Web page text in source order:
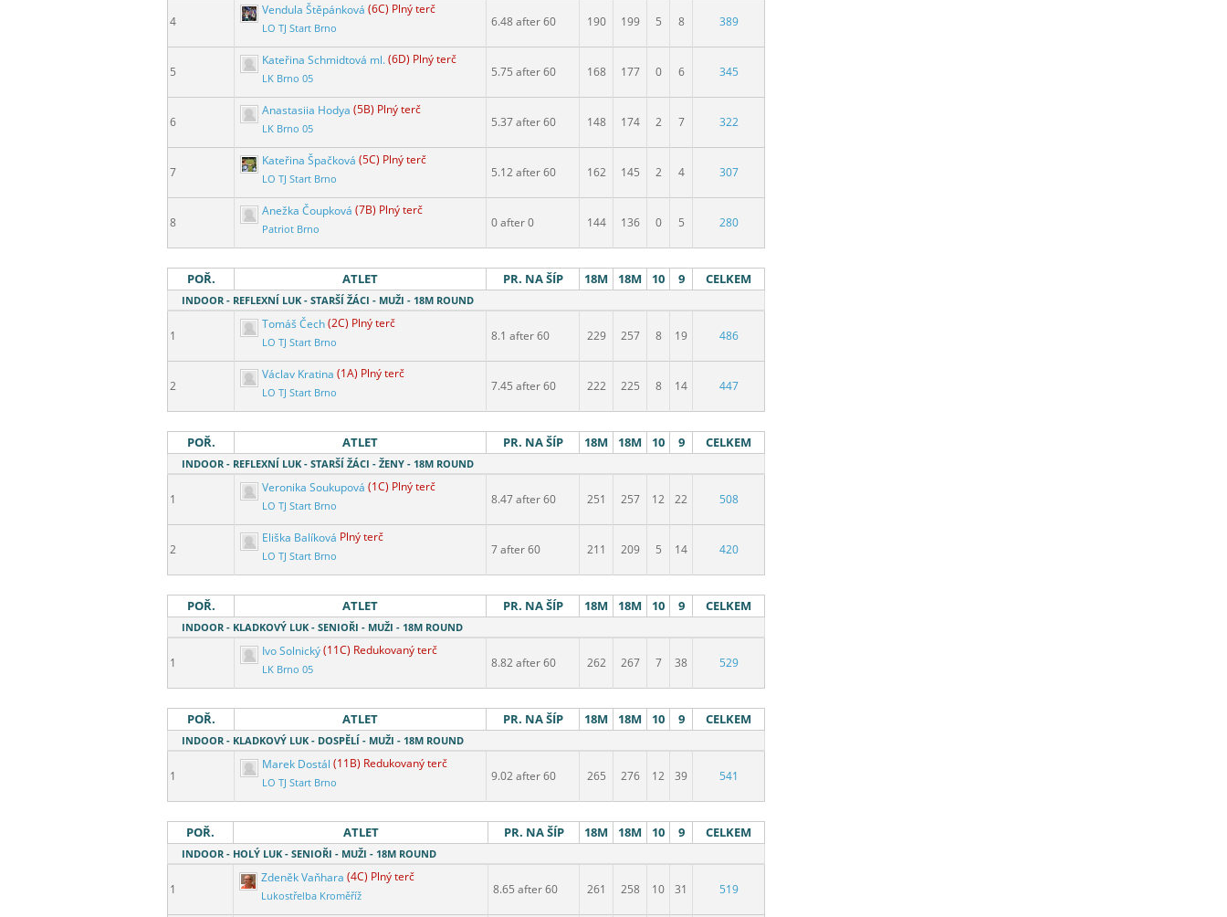
4
Vendula Štěpánková (6C) Plný terč
LO TJ Start Brno 6.48 after 60 190 199 5 8 389
5
Kateřina Schmidtová ml.(6D) Plný terč
LK Brno 05 5.75 after 60 168 177 0 6 345
6
Anastasiia Hodya (5B) Plný terč
LK Brno 05 5.37 after 60 148 174 2 7 322
7
Kateřina Špačková (5C) Plný terč
LO TJ Start Brno 5.12 after 60 162 145 2 4 307
8
Anežka Čoupková (7B) Plný terč
Patriot Brno 0 after 0 144 136 0 5 280
POŘ. ATLET PR. NA ŠÍP 18M 18M 10 9 CELKEM
INDOOR - REFLEXNÍ LUK - STARŠÍ ŽÁCI - MUŽI - 18M ROUND
1
Tomáš Čech(2C) Plný terč
LO TJ Start Brno 8.1 after 60 229 257 8 19 486
2
Václav Kratina (1A) Plný terč
LO TJ Start Brno 7.45 after 60 222 225 8 14 447
POŘ. ATLET PR. NA ŠÍP 18M 18M 10 9 CELKEM
INDOOR - REFLEXNÍ LUK - STARŠÍ ŽÁCI - ŽENY - 18M ROUND
1
Veronika Soukupová (1C) Plný terč
LO TJ Start Brno 8.47 after 60 251 257 12 22 508
2
Eliška Balíková Plný terč
LO TJ Start Brno 7 after 60 211 209 5 14 420
POŘ. ATLET PR. NA ŠÍP 18M 18M 10 9 CELKEM
INDOOR - KLADKOVÝ LUK - SENIOŘI - MUŽI - 18M ROUND
1
Ivo Solnický(11C) Redukovaný terč
LK Brno 05 8.82 after 60 262 267 7 38 529
POŘ. ATLET PR. NA ŠÍP 18M 18M 10 9 CELKEM
INDOOR - KLADKOVÝ LUK - DOSPĚLÍ - MUŽI - 18M ROUND
1
Marek Dostál (11B) Redukovaný terč
LO TJ Start Brno 9.02 after 60 265 276 12 39 541
POŘ. ATLET PR. NA ŠÍP 18M 18M 10 9 CELKEM
INDOOR - HOLÝ LUK - SENIOŘI - MUŽI - 18M ROUND
1
Zdeněk Vaňhara (4C) Plný terč
Lukostřelba Kroměříž 8.65 after 60 261 258 10 31 519